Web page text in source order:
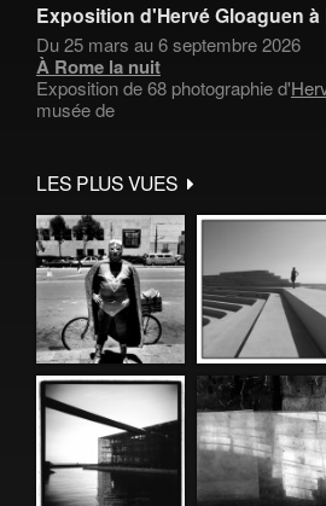
Exposition d'Hervé Gloaguen à
Du 25 mars au 6 septembre 2026
À Rome la nuit
Exposition de 68 photographie d'
musée de
LES PLUS VUES